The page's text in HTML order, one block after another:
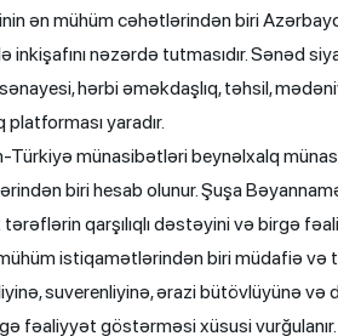
ən mühüm cəhətlərindən biri
inkişafını nəzərdə tutmasıdır. Sənəd
hərbi əməkdaşlıq, təhsil,
yaradır.
Türkiyə münasibətləri beynəlxalq
biri hesab olunur. Şuşa
qarşılıqlı dəstəyini və birgə
istiqamətlərindən biri müdafiə
suverenliyinə, ərazi bütövlüyünə və
fəaliyyət göstərməsi xüsusi vurğulanır.